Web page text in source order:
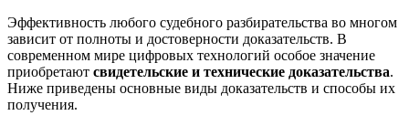
Эффективность любого судебного разбирательства во многом
зависит от полноты и достоверности доказательств. В
современном мире цифровых технологий особое значение
приобретают свидетельские и технические доказательства.
Ниже приведены основные виды доказательств и способы их
получения.